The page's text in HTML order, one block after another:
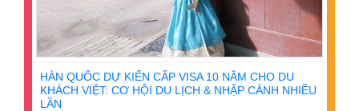
HÀN QUỐC DỰ KIẾN CẤP VISA 10 NĂM CHO DU
KHÁCH VIỆT: CƠ HỘI DU LỊCH & NHẬP CẢNH NHIỀU
LẦN